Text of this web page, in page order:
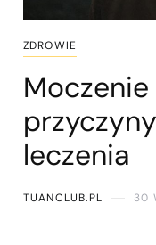
ZDROWIE
leczenia
TUANCLUB.PL 30